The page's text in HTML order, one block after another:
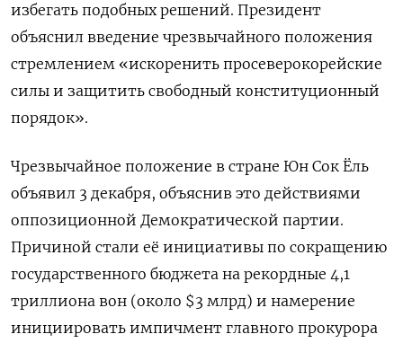
избегать подобных решений. Президент
объяснил введение чрезвычайного положения
стремлением «искоренить просеверокорейские
силы и защитить свободный конституционный
порядок».
Чрезвычайное положение в стране Юн Сок Ёль
объявил 3 декабря, объяснив это действиями
оппозиционной Демократической партии.
Причиной стали её инициативы по сокращению
государственного бюджета на рекордные 4,1
триллиона вон (около $3 млрд) и намерение
инициировать импичмент главного прокурора